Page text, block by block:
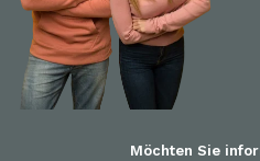
Möchten Sie